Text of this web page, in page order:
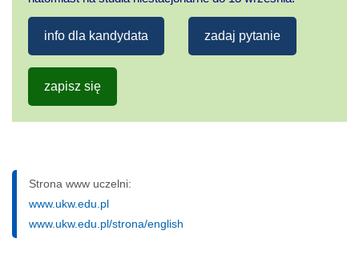
info dla kandydata zadaj pytanie
zapisz się
Strona www uczelni:
www.ukw.edu.pl
www.ukw.edu.pl/strona/english